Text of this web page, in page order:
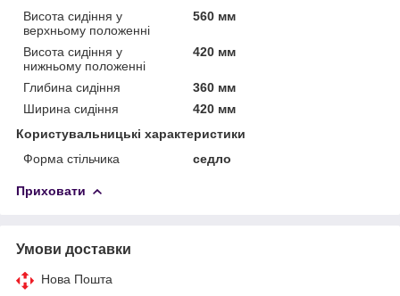
Висота сидіння у
верхньому положенні
560 мм
Висота сидіння у
нижньому положенні
420 мм
Глибина сидіння
360 мм
Ширина сидіння
420 мм
Користувальницькі характеристики
Форма стільчика
седло
Приховати
Умови доставки
Нова Пошта